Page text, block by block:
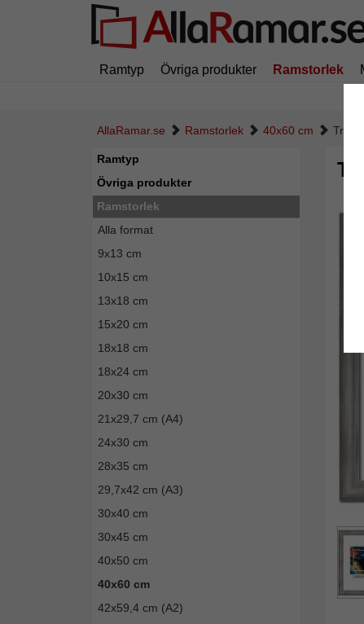
Ramtyp Övriga produkter Ramstorlek
AllaRamar.se Ramstorlek 40x60 cm
Ramtyp
Övriga produkter
Ramstorlek
Alla format
9x13 cm
10x15 cm
13x18 cm
15x20 cm
18x18 cm
18x24 cm
20x30 cm
21x29,7 cm (A4)
24x30 cm
28x35 cm
29,7x42 cm (A3)
30x40 cm
30x45 cm
40x50 cm
40x60 cm
42x59,4 cm (A2)